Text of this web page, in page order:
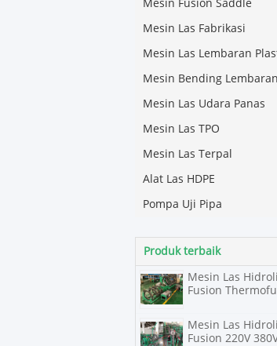
Mesin Fusion Saddle
Mesin Las Fabrikasi
Mesin Las Lembaran
Mesin Bending
Mesin Las Udara Panas
Mesin Las TPO
Mesin Las Terpal
Alat Las HDPE
Pompa Uji Pipa
Produk terbaik
Mesin Las
Fusion
Mesin Las
Fusion 220V